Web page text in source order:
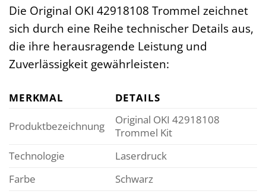
Die Original OKI 42918108 Trommel zeichnet
sich durch eine Reihe technischer Details aus,
die ihre herausragende Leistung und
Zuverlässigkeit gewährleisten:
MERKMAL DETAILS
Produktbezeichnung
Original OKI 42918108
Trommel Kit
Technologie
Laserdruck
Farbe
Schwarz